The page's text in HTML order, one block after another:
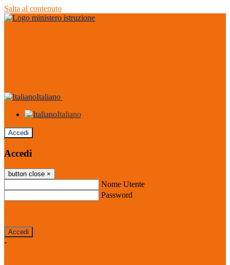
Salta al contenuto
Italiano
Italiano
Accedi
Accedi
button close ×
Nome Utente
Password
-